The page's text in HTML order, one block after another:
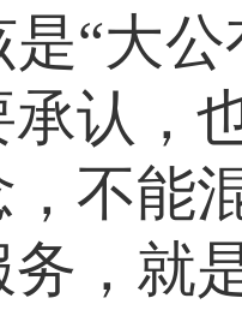
“大
认，
，不能
务，就